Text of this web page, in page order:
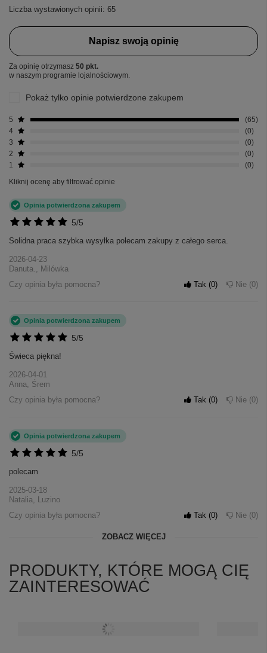
Liczba wystawionych opinii: 65
Napisz swoją opinię
Za opinię otrzymasz 50 pkt.
w naszym programie lojalnościowym.
Pokaż tylko opinie potwierdzone zakupem
5
65
4
0
3
0
2
0
1
0
Kliknij ocenę aby filtrować opinie
5/5
Opinia potwierdzona zakupem
Solidna praca szybka wysyłka polecam zakupy z całego serca.
2026-04-23
Danuta., Milówka
Czy opinia była pomocna?
Tak 0 Nie 0
5/5
Opinia potwierdzona zakupem
Świeca piękna!
2026-04-01
Anna, Śrem
Czy opinia była pomocna?
Tak 0 Nie 0
5/5
Opinia potwierdzona zakupem
polecam
2025-03-18
Natalia, Luzino
Czy opinia była pomocna?
Tak 0 Nie 0
ZOBACZ WIĘCEJ
PRODUKTY, KTÓRE MOGĄ CIĘ
ZAINTERESOWAĆ